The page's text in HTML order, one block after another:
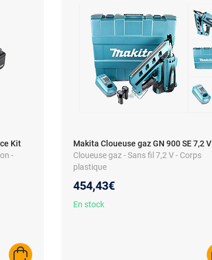
Kit
-
Makita Cloueuse gaz GN 900 SE 7,2 V
Cloueuse gaz - Sans fil 7,2 V - Corps
plastique
454,43€
En stock